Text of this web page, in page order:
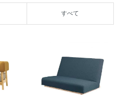
すべて